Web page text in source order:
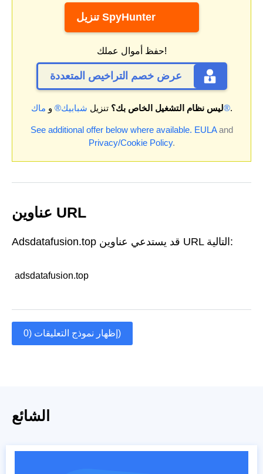
تنزيل SpyHunter
حفظ أموال عملك!
عرض خصم التراخيص المتعددة
ليس نظام التشغيل الخاص بك؟ تنزيل شبابيك® و ماك®.
See additional offer below where available. EULAand
Privacy/Cookie Policy.
عناوين URL
Adsdatafusion.top قد يستدعي عناوين URL التالية:
adsdatafusion.top
إظهار نموذج التعليقات (0)
الشائع